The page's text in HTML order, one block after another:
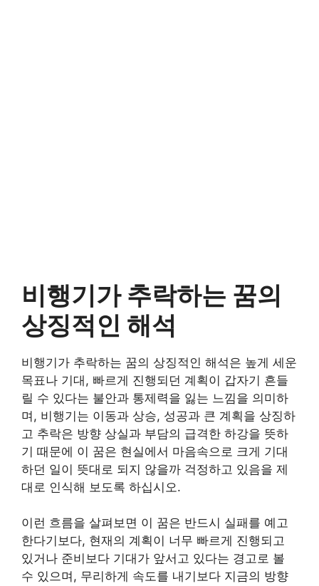
비행기가 추락하는 꿈의
상징적인 해석
비행기가 추락하는 꿈의 상징적인 해석은 높게 세운
목표나 기대, 빠르게 진행되던 계획이 갑자기 흔들
릴 수 있다는 불안과 통제력을 잃는 느낌을 의미하
며, 비행기는 이동과 상승, 성공과 큰 계획을 상징하
고 추락은 방향 상실과 부담의 급격한 하강을 뜻하
기 때문에 이 꿈은 현실에서 마음속으로 크게 기대
하던 일이 뜻대로 되지 않을까 걱정하고 있음을 제
대로 인식해 보도록 하십시오.
이런 흐름을 살펴보면 이 꿈은 반드시 실패를 예고
한다기보다, 현재의 계획이 너무 빠르게 진행되고
있거나 준비보다 기대가 앞서고 있다는 경고로 볼
수 있으며, 무리하게 속도를 내기보다 지금의 방향